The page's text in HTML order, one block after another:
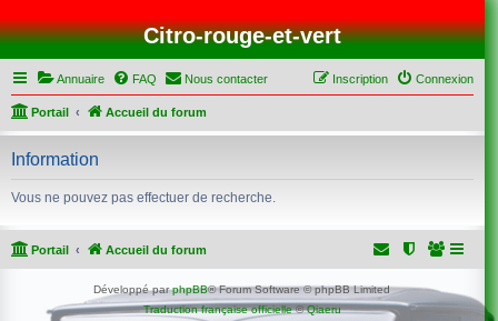
Citro-rouge-et-vert
Annuaire FAQ Nous contacter Connexion
Inscription
Portail Accueil du forum
Information
Vous ne pouvez pas effectuer de recherche.
Portail Accueil du forum
Développé parphpBB® Forum Software © phpBB Limited
Traduction française officielle©Qiaeru